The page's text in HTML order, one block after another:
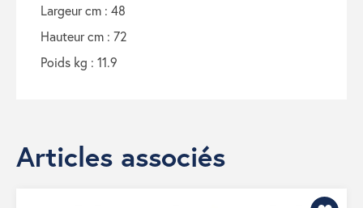
largeur cm : 48
hauteur cm : 72
poids kg : 11.9
Articles associés